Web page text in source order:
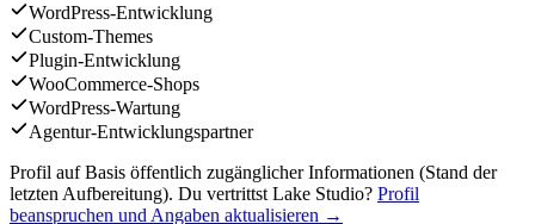
WordPress-Entwicklung
Custom-Themes
Plugin-Entwicklung
WooCommerce-Shops
WordPress-Wartung
Agentur-Entwicklungspartner
Profil auf Basis öffentlich zugänglicher Informationen (Stand der
letzten Aufbereitung). Du vertrittst Lake Studio? Profil
beanspruchen und Angaben aktualisieren →